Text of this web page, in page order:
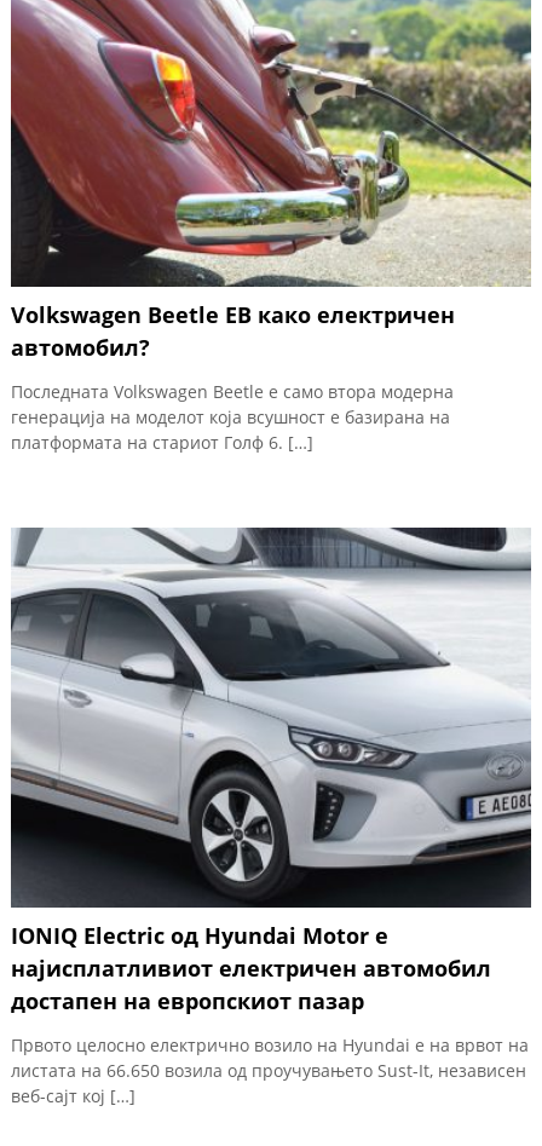
Volkswagen Beetle ЕВ како електричен
автомобил?
Последната Volkswagen Beetle е само втора модерна
генерација на моделот која всушност е базирана на
платформата на стариот Голф 6. […]
IONIQ Electric од Hyundai Motor е
најисплатливиот електричен автомобил
достапен на европскиот пазар
Првото целосно електрично возило на Hyundai е на врвот на
листата на 66.650 возила од проучувањето Sust-It, независен
веб-сајт кој […]